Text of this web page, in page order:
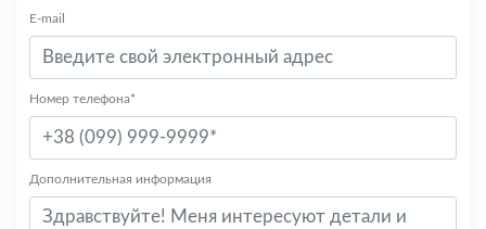
E-mail
Номер телефона*
Дополнительная информация